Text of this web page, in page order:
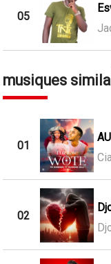
05
musiques
01
02